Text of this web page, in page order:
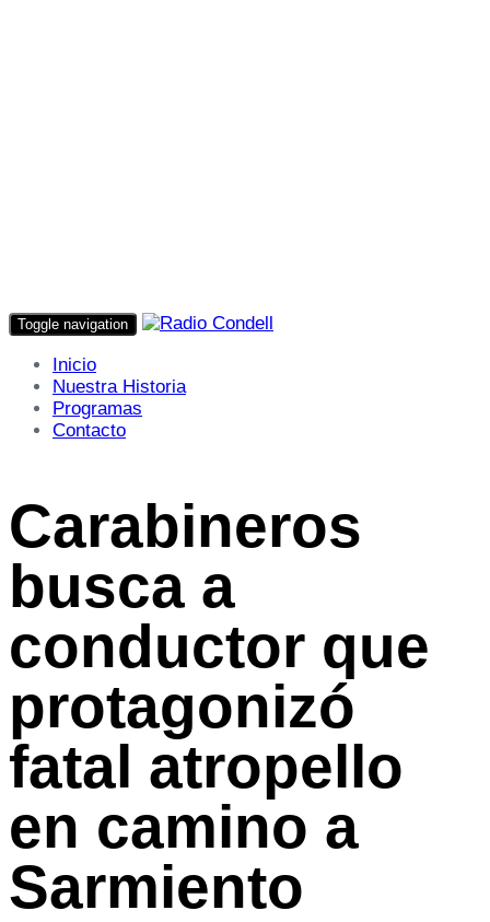
Toggle navigation
Inicio
Nuestra Historia
Programas
Contacto
Carabineros
busca a
conductor que
protagonizó
fatal atropello
en camino a
Sarmiento